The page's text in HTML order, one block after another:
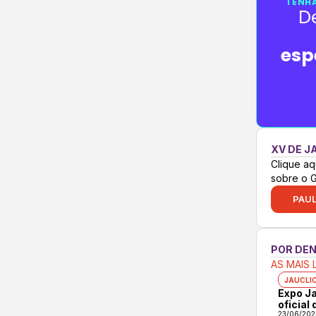
XV DE
Clique
sobre o
POR
AS MAIS
Expo
oficial
23/06/